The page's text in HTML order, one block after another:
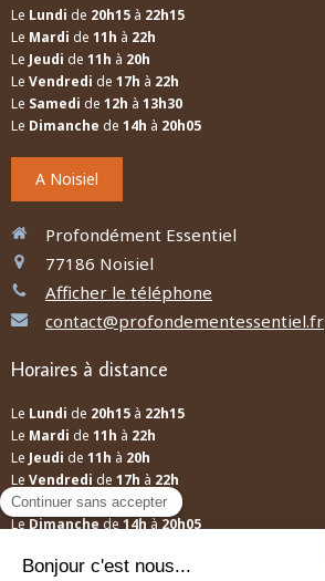
Le Lundi de 20h15 à 22h15
Le Mardi de 11h à 22h
Le Jeudi de 11h à 20h
Le Vendredi de 17h à 22h
Le Samedi de 12h à 13h30
Le Dimanche de 14h à 20h05
A Noisiel
Profondément Essentiel
77186 Noisiel
Afficher le téléphone
contact@profondementessentiel.fr
Horaires à distance
Le Lundi de 20h15 à 22h15
Le Mardi de 11h à 22h
Le Jeudi de 11h à 20h
Le Vendredi de 17h à 22h
LeSamedide12hà13h30
Le Dimanche de 14h à 20h05